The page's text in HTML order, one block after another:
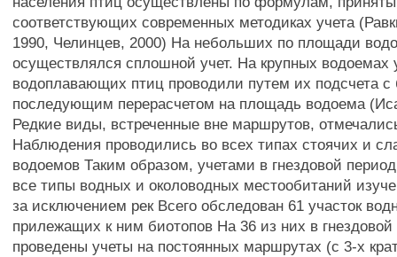
соответствующих современных методиках учета
1990, Челинцев, 2000) На небольших по площади
осуществлялся сплошной учет. На крупных водоемах
водоплавающих птиц проводили путем их подсчета с
последующим перерасчетом на площадь водоема
Редкие виды, встреченные вне маршрутов,
Наблюдения проводились во всех типах стоячих и
водоемов Таким образом, учетами в гнездовой
все типы водных и околоводных местообитаний
за исключением рек Всего обследован 61 участок
прилежащих к ним биотопов На 36 из них в гнездовой
проведены учеты на постоянных маршрутах (с 3-х